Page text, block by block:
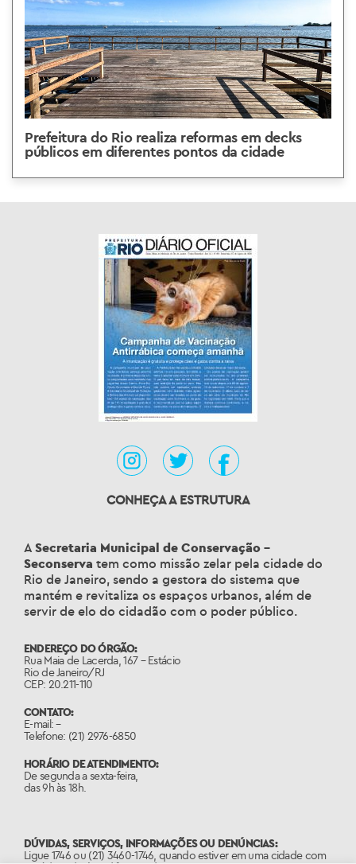
Prefeitura do Rio realiza reformas em decks
públicos em diferentes pontos da cidade
CONHEÇA A ESTRUTURA
A Secretaria Municipal de Conservação –
Seconserva tem como missão zelar pela cidade do
Rio de Janeiro, sendo a gestora do sistema que
mantém e revitaliza os espaços urbanos, além de
servir de elo do cidadão com o poder público.
ENDEREÇO DO ÓRGÃO:
Rua Maia de Lacerda, 167 – Estácio
Rio de Janeiro/RJ
CEP: 20.211-110
CONTATO:
E-mail: –
Telefone: (21) 2976-6850
HORÁRIO DE ATENDIMENTO:
De segunda a sexta-feira,
das 9h às 18h.
DÚVIDAS, SERVIÇOS, INFORMAÇÕES OU DENÚNCIAS:
Ligue 1746 ou (21) 3460-1746, quando estiver em uma cidade com